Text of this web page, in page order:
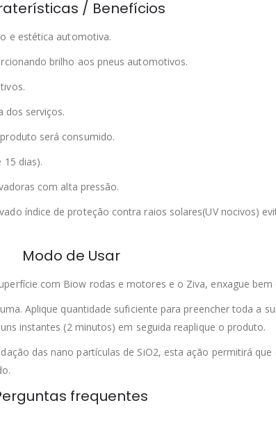
/ Benefícios
e estética automotiva.
brilho aos pneus automotivos.
dos serviços.
será consumido.
dias).
com alta pressão.
índice de proteção contra raios solares(UV nocivos)
Modo de Usar
com Biow rodas e motores e o Ziva, enxague bem
Aplique quantidade suficiente para preencher toda a
instantes (2 minutos) em seguida reaplique o produto.
das nano partículas de SiO2, esta ação permitirá
frequentes